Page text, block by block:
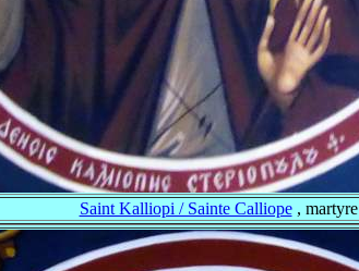
Saint Kalliopi / Sainte Calliope, martyre